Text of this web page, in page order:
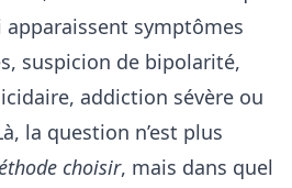
symptômes
suspicion de bipolarité,
addiction sévère ou
la question n’est plus
choisir, mais dans quel